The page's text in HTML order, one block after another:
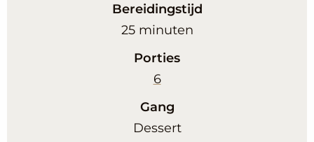
Bereidingstijd
25minuten
minuten
Porties
6
Gang
Dessert